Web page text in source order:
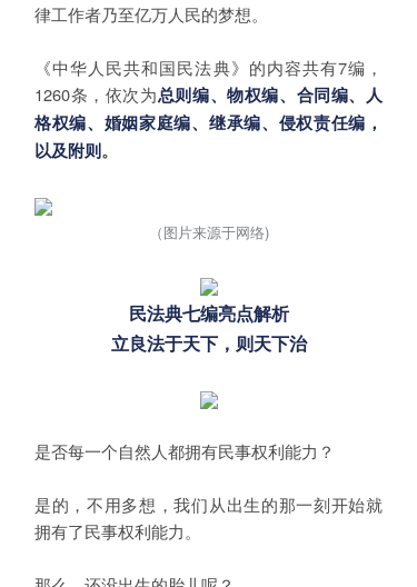
律工作者乃至亿万人民的梦想。
《中华人民共和国民法典》的内容共有7编，
1260条，依次为总则编、物权编、合同编、人
格权编、婚姻家庭编、继承编、侵权责任编，
以及附则。
（图片来源于网络)
民法典七编亮点解析
立良法于天下，则天下治
是否每一个自然人都拥有民事权利能力？
是的，不用多想，我们从出生的那一刻开始就
拥有了民事权利能力。